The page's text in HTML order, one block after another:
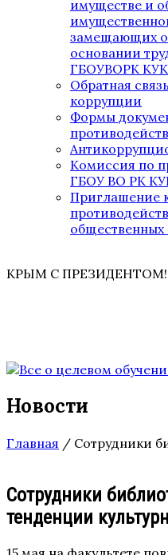
имуществе и
замещающих
основании
ГБОУВОРК
Обратная
коррупции
Формы
Комиссия по
ГБОУ ВО РК
Приглашение
КРЫМ С ПРЕЗИДЕНТОМ!
Новости
Главная / Сотрудники
Сотрудники
тенденции